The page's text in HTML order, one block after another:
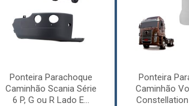
Ponteira Parachoque
Caminhão Scania Série
6 P, G ou R Lado E...
Ponteira
Caminhão
Constellation